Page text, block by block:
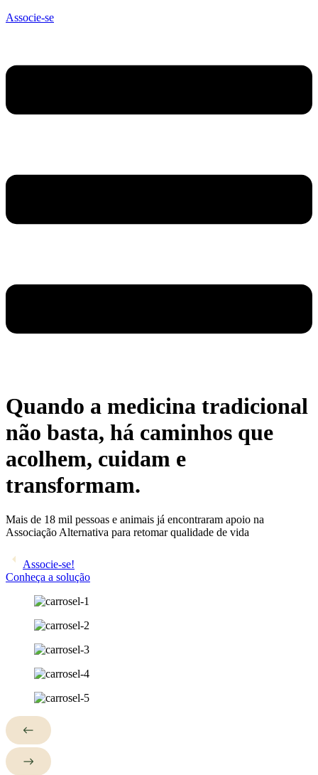
Associe-se
Quando a medicina tradicional
não basta, há caminhos que
acolhem, cuidam e
transformam.
Mais de 18 mil pessoas e animais já encontraram apoio na
Associação Alternativa para retomar qualidade de vida
Associe-se!
Conheça a solução